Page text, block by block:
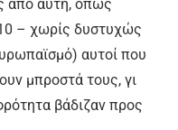
από αυτή, όπως
– χωρίς δυστυχώς
αυτοί που
μπροστά τους, γι
βάδιζαν προς